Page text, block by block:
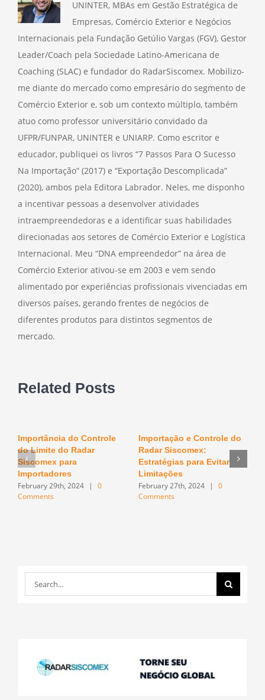
UNINTER, MBAs em Gestão Estratégica de
Empresas, Comércio Exterior e Negócios
Internacionais pela Fundação Getúlio Vargas (FGV), Gestor
Leader/Coach pela Sociedade Latino-Americana de
Coaching (SLAC) e fundador do RadarSiscomex. Mobilizo-
me diante do mercado como empresário do segmento de
Comércio Exterior e, sob um contexto múltiplo, também
atuo como professor universitário convidado da
UFPR/FUNPAR, UNINTER e UNIARP. Como escritor e
educador, publiquei os livros “7 Passos Para O Sucesso
Na Importação” (2017) e “Exportação Descomplicada”
(2020), ambos pela Editora Labrador. Neles, me disponho
a incentivar pessoas a desenvolver atividades
intraempreendedoras e a identificar suas habilidades
direcionadas aos setores de Comércio Exterior e Logística
Internacional. Meu “DNA empreendedor” na área de
Comércio Exterior ativou-se em 2003 e vem sendo
alimentado por experiências profissionais vivenciadas em
diversos países, gerando frentes de negócios de
diferentes produtos para distintos segmentos de
mercado.
Related Posts
Importância do Controle
do Limite do Radar
Siscomex para
Importadores
February 29th, 2024 |
0
Comments
Importação e Controle do
Radar Siscomex:
Estratégias para Evitar
Limitações
February 27th, 2024 |
0
Comments
Search
for: